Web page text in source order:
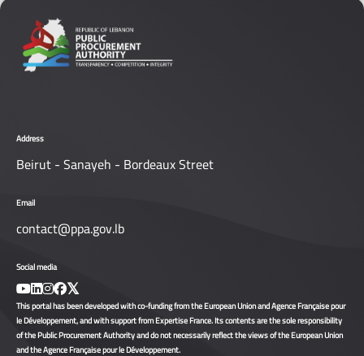
Address
Beirut - Sanayeh - Bordeaux Street
Email
contact@ppa.gov.lb
Social media
This portal has been developed with co-funding from the European Union and Agence Française pour
le Développement, and with support from Expertise France. Its contents are the sole responsibility
of the Public Procurement Authority and do not necessarily reflect the views of the European Union
and the Agence Française pour le Développement.